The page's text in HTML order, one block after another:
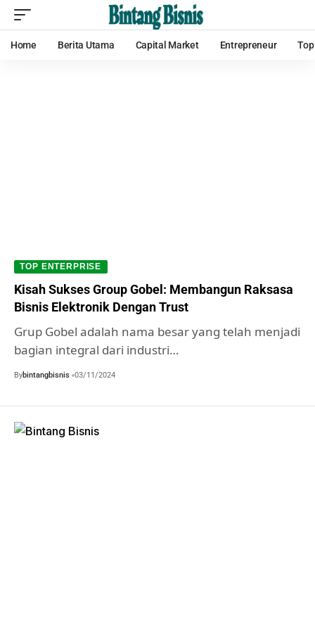
Home Berita Utama Capital Market Entrepreneur
TOP ENTERPRISE
Kisah Sukses Group Gobel: Membangun Raksasa
Bisnis Elektronik Dengan Trust
Grup Gobel adalah nama besar yang telah menjadi
bagian integral dari industri…
Bybintangbisnis 03/11/2024